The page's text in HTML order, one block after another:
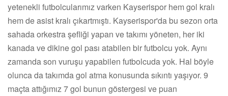
yetenekli futbolcularımız varken Kayserispor hem gol kralı
hem de asist kralı çıkartmıştı. Kayserispor'da bu sezon orta
sahada orkestra şefliği yapan ve takımı yöneten, her iki
kanada ve dikine gol pası atabilen bir futbolcu yok. Aynı
zamanda son vuruşu yapabilen futbolcuda yok. Hal böyle
olunca da takımda gol atma konusunda sıkıntı yaşıyor. 9
maçta attığımız 7 gol bunun göstergesi ve puan